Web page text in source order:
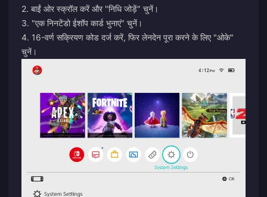
2. बाईं ओर स्क्रॉल करें और "निधि जोड़ें" चुनें।
3. "एक निनटेंडो ईशॉप कार्ड भुनाएं" चुनें।
4. 16-वर्ण सक्रियण कोड दर्ज करें, फिर लेनदेन पूरा करने के लिए "ओके"
चुनें।